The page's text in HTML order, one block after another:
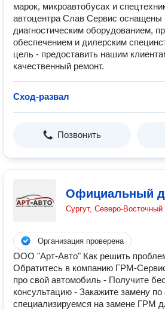
марок, микроавтобусах и
автоцентра Слав Сервис
диагностическим оборудованием,
обеспечением и дилерским
цель - предоставить нашим
качественный ремонт.
Сход-развал
Позвонить
Официальный
Сургут, Северо-
Организация проверена
ООО "Арт-Авто" Как решить
Обратитесь в компанию ГРМ-
про свой автомобиль - Получите
консультацию - Закажите замену
специализируемся на замене ГРМ